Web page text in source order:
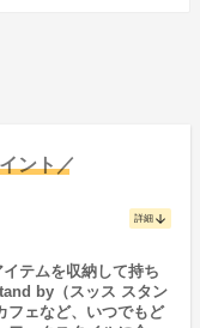
ント／
詳細 arrow_downward
テムを収納して持ち
by（スッス スタン
フェなど、いつでもど